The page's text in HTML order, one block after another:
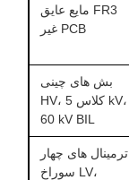
مایع عایق FR3
غیر PCB
بش های چینی
HV، کلاس 5 kV،
60 kV BIL
ترمینال های چهار
سوراخ LV،